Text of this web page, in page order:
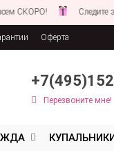
Следите за
Оферта
Перезвоните мне!